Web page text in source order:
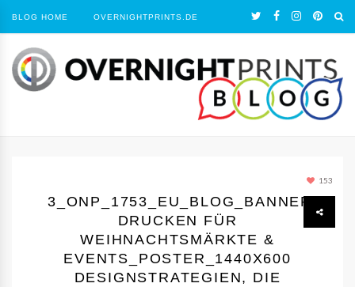
BLOG HOME OVERNIGHTPRINTS.DE
153
3_ONP_1753_EU_BLOG_BANNER
DRUCKEN FÜR
WEIHNACHTSMÄRKTE &
EVENTS_POSTER_1440Х600
DESIGNSTRATEGIEN, DIE